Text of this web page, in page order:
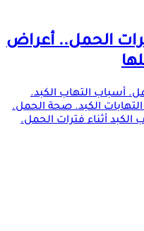
الحمل.. أعراض
أسباب التهاب الكبد.
الكبد. صحة الحمل.
الكبد أثناء فترات الحمل.